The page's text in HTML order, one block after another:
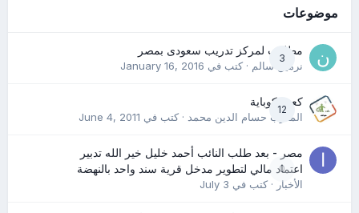
موضوعات
3
مطلوب لمركز تدريب سعودى بمصر
نرمين سالم· كتب في January 16, 2016
12
كعب كوباية
المدرب حسام الدين محمد· كتب في June 4, 2011
0
مصر - بعد طلب النائب أحمد خليل خير الله تدبير
اعتماد مالي لتطوير مدخل قرية سند واحد بالنهضة
الأخبار· كتب في July 3